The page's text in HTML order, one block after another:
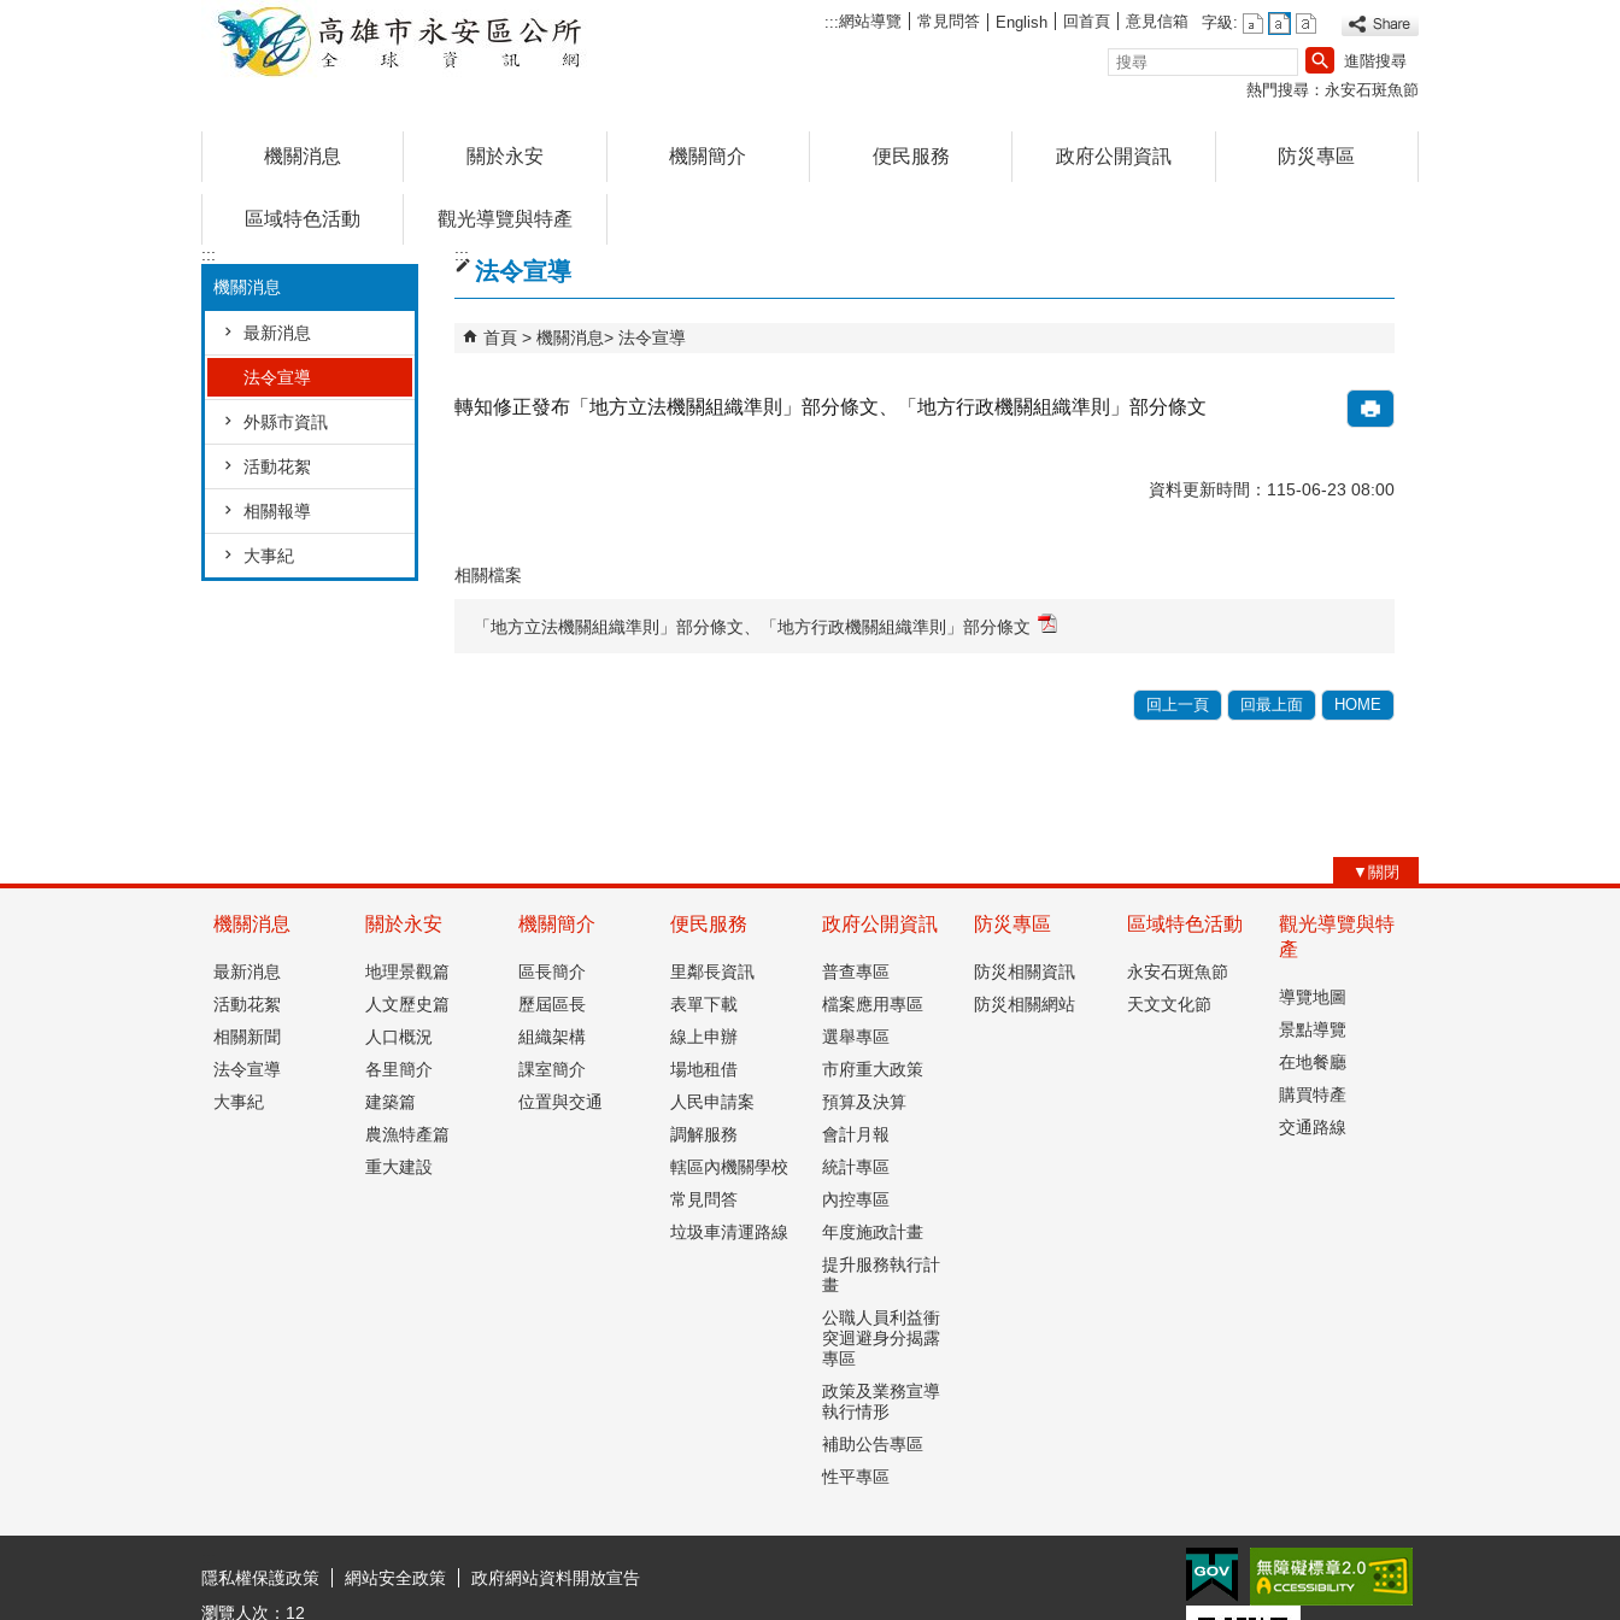
:::網站導覽 常見問答 English 回首頁 意見信箱
字級:
搜
尋
進階搜尋
熱門搜尋： 永安石斑魚節
機關消息 關於永安 機關簡介 便民服務 政府公開資訊 防災專區
區域特色活動 觀光導覽與特產
:::
機關消息
最新消息
法令宣導
外縣市資訊
活動花絮
相關報導
大事紀
:::
法令宣導
首頁 機關消息 法令宣導
轉知修正發布「地方立法機關組織準則」部分條文、「地方行政機關組織準則」部分條文
資料更新時間：115-06-23 08:00
相關檔案
「地方立法機關組織準則」部分條文、「地方行政機關組織準則」部分條文
回上一頁 回最上面 HOME
▼關閉
機關消息
最新消息
活動花絮
相關新聞
法令宣導
大事紀
關於永安
地理景觀篇
人文歷史篇
人口概況
各里簡介
建築篇
農漁特產篇
重大建設
機關簡介
區長簡介
歷屆區長
組織架構
課室簡介
位置與交通
便民服務
里鄰長資訊
表單下載
線上申辦
場地租借
人民申請案
調解服務
轄區內機關學校
常見問答
垃圾車清運路線
政府公開資訊
普查專區
檔案應用專區
選舉專區
市府重大政策
預算及決算
會計月報
統計專區
內控專區
年度施政計畫
提升服務執行計
畫
公職人員利益衝
突迴避身分揭露
專區
政策及業務宣導
執行情形
補助公告專區
性平專區
防災專區
防災相關資訊
防災相關網站
區域特色活動
永安石斑魚節
天文文化節
觀光導覽與特
產
導覽地圖
景點導覽
在地餐廳
購買特產
交通路線
隱私權保護政策
網站安全政策
政府網站資料開放宣告
瀏覽人次： 12